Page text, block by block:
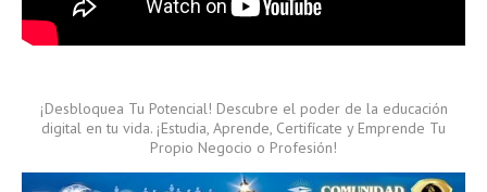
¡Desbloquea Tu Potencial! Descubre el poder de la educación
digital en tu vida. ¡Estudia, Aprende, Certifícate y Emprende Tu
Propio Negocio o Profesión!